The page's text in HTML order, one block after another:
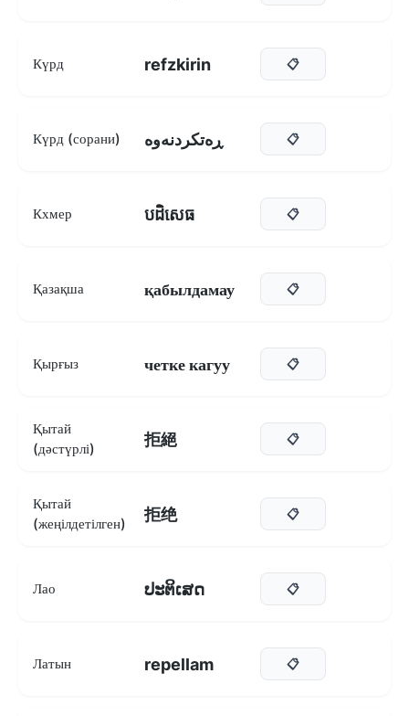
Күрд refzkirin 📋
Күрд (сорани) ڕەتکردنەوە 📋
Кхмер បដិសេធ 📋
Қазақша қабылдамау 📋
Қырғыз четке кагуу 📋
Қытай
(дәстүрлі)
拒絕 📋
Қытай
(жеңілдетілген)
拒绝 📋
Лао ປະຕິເສດ 📋
Латын repellam 📋